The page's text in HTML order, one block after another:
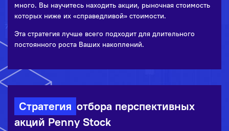
много. Вы научитесь находить акции, рыночная стоимость
которых ниже их «справедливой» стоимости.
Эта стратегия лучше всего подходит для длительного
постоянного роста Ваших накоплений.
Стратегия отбора перспективных
акций Penny Stock